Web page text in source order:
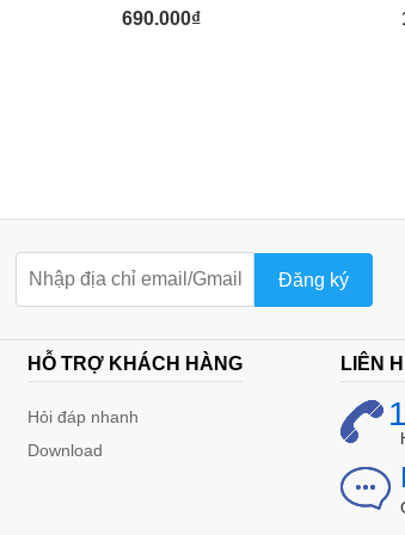
690.000₫
Đăng ký
HỖ TRỢ KHÁCH HÀNG
Hỏi đáp nhanh
Download
LIÊN